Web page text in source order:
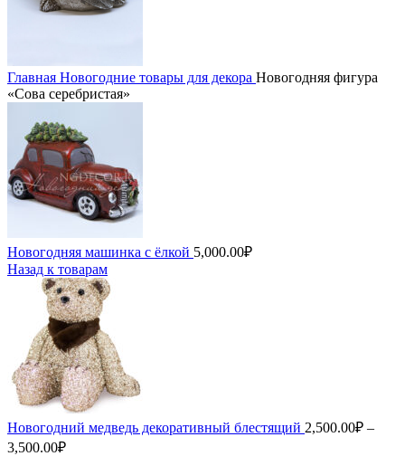
Главная Новогодние товары для декора Новогодняя фигура
«Сова серебристая»
Новогодняя машинка с ёлкой 5,000.00₽
Назад к товарам
Новогодний медведь декоративный блестящий 2,500.00₽ –
3,500.00₽